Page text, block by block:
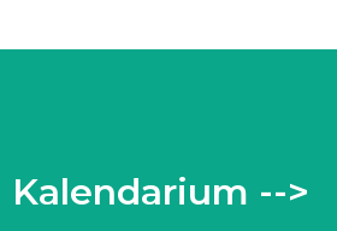
Kalendarium -->